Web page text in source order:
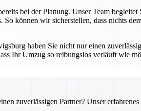
bei der Planung. Unser Team
können wir sicherstellen, dass nichts
haben Sie nicht nur einen
Ihr Umzug so reibungslos verläuft wie
zuverlässigen Partner? Unser